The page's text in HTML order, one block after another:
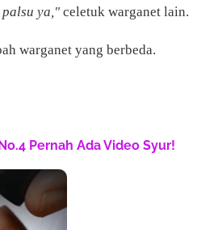
ya," celetuk warganet lain.
warganet yang berbeda.
Pernah Ada Video Syur!